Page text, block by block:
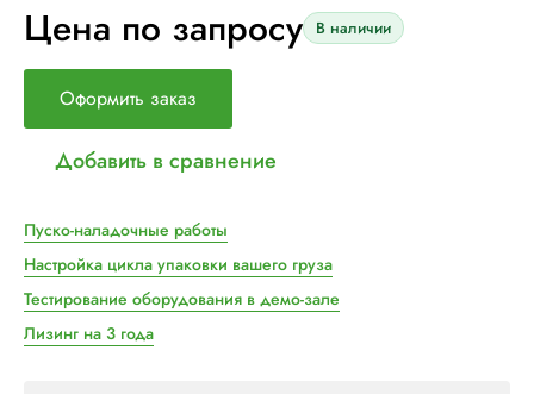
Цена по запросу В наличии
Оформить заказ
Добавить в сравнение
Пуско-наладочные работы
Настройка цикла упаковки вашего груза
Тестирование оборудования в демо-зале
Лизинг на 3 года